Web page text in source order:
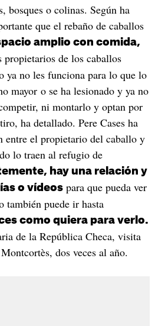
bosques o colinas. Según ha
que el rebaño de caballos
amplio con comida,
propietarios de los caballos
ya no les funciona para lo que lo
mayor o se ha lesionado y ya no
ni montarlo y optan por
ha detallado. Pere Cases ha
entre el propietario del caballo y
lo traen al refugio de
hay una relación y
o vídeospara que pueda ver
también puede ir hasta
como quiera para verlo.
de la República Checa, visita
dos veces al año.